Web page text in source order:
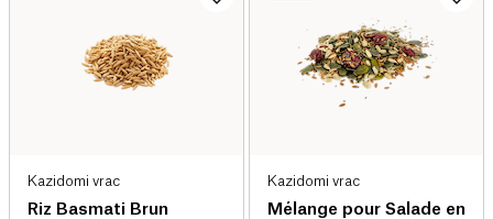
Kazidomi vrac
Riz Basmati Brun
Kazidomi vrac
Mélange pour Salade en